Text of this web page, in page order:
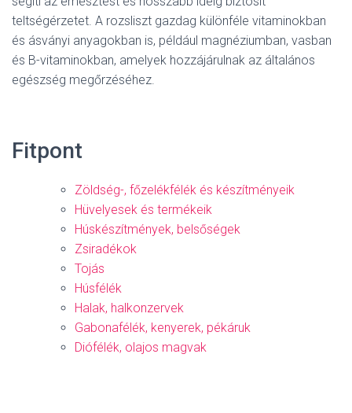
teltségérzetet. A rozsliszt gazdag különféle vitaminokban
és ásványi anyagokban is, például magnéziumban, vasban
és B-vitaminokban, amelyek hozzájárulnak az általános
egészség megőrzéséhez.
Fitpont
Zöldség-, főzelékfélék és készítményeik
Hüvelyesek és termékeik
Húskészítmények, belsőségek
Zsiradékok
Tojás
Húsfélék
Halak, halkonzervek
Gabonafélék, kenyerek, pékáruk
Diófélék, olajos magvak